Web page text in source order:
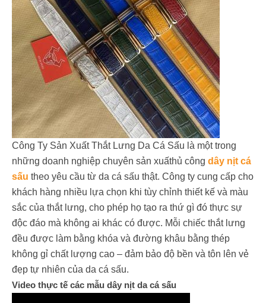
Công Ty Sản Xuất Thắt Lưng Da Cá Sấu là một trong
những doanh nghiệp chuyên sản xuấthủ công dây nịt cá
sấu theo yêu cầu từ da cá sấu thật. Công ty cung cấp cho
khách hàng nhiều lựa chọn khi tùy chỉnh thiết kế và màu
sắc của thắt lưng, cho phép họ tạo ra thứ gì đó thực sự
độc đáo mà không ai khác có được. Mỗi chiếc thắt lưng
đều được làm bằng khóa và đường khâu bằng thép
không gỉ chất lượng cao – đảm bảo độ bền và tôn lên vẻ
đẹp tự nhiên của da cá sấu.
Video thực tế các mẫu dây nịt da cá sấu